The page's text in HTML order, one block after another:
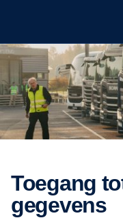
toegang tot een schat aan
gegevens